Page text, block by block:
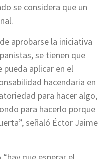
se considera que un
aprobarse la iniciativa
se tienen que
pueda aplicar en el
hacendaria en
para hacer algo,
para hacerlo porque
señaló Éctor Jaime